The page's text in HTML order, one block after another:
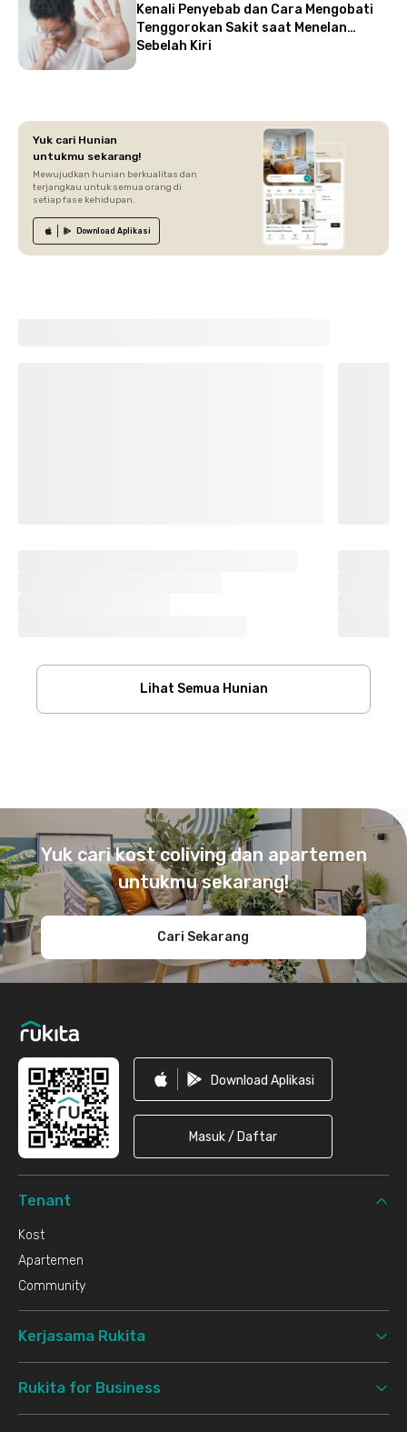
Kenali Penyebab dan Cara Mengobati
Tenggorokan Sakit saat Menelan
Sebelah Kiri
Yuk cari Hunian
untukmu sekarang!
Mewujudkan hunian berkualitas dan
terjangkau untuk semua orang di
setiap fase kehidupan.
Download Aplikasi
Lihat Semua Hunian
Yuk cari kost coliving dan apartemen
untukmu sekarang!
Cari Sekarang
Download Aplikasi
Masuk / Daftar
Tenant
Kost
Apartemen
Community
Kerjasama Rukita
Rukita for Business